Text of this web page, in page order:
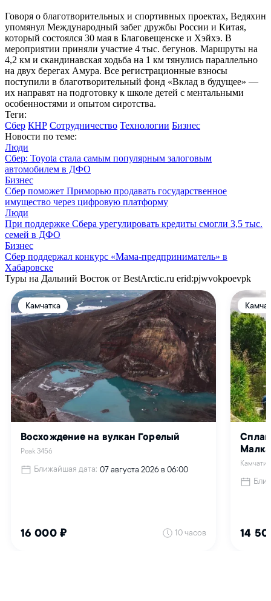
Говоря о благотворительных и спортивных проектах, Ведяхин
упомянул Международный забег дружбы России и Китая,
который состоялся 30 мая в Благовещенске и Хэйхэ. В
мероприятии приняли участие 4 тыс. бегунов. Маршруты на
4,2 км и скандинавская ходьба на 1 км тянулись параллельно
на двух берегах Амура. Все регистрационные взносы
поступили в благотворительный фонд «Вклад в будущее» —
их направят на подготовку к школе детей с ментальными
особенностями и опытом сиротства.
Теги:
Сбер КНР Сотрудничество Технологии Бизнес
Новости по теме:
Люди
Сбер: Toyota стала самым популярным залоговым
автомобилем в ДФО
Бизнес
Сбер поможет Приморью продавать государственное
имущество через цифровую платформу
Люди
При поддержке Сбера урегулировать кредиты смогли 3,5 тыс.
семей в ДФО
Бизнес
Сбер поддержал конкурс «Мама-предприниматель» в
Хабаровске
Туры на Дальний Восток от BestArctic.ru erid:pjwvokpoevpk